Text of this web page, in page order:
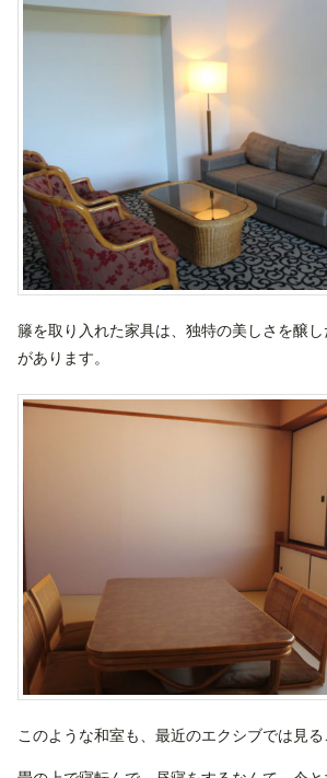
籐を取り入れた家具は、独特の美しさを醸
があります。
このような和室も、最近のエクシブでは見る